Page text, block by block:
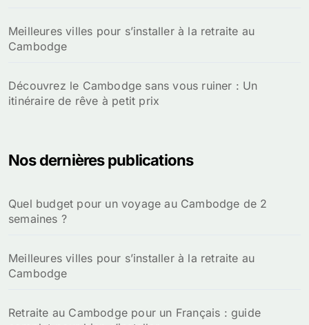
Meilleures villes pour s’installer à la retraite au
Cambodge
Découvrez le Cambodge sans vous ruiner : Un
itinéraire de rêve à petit prix
Nos dernières publications
Quel budget pour un voyage au Cambodge de 2
semaines ?
Meilleures villes pour s’installer à la retraite au
Cambodge
Retraite au Cambodge pour un Français : guide